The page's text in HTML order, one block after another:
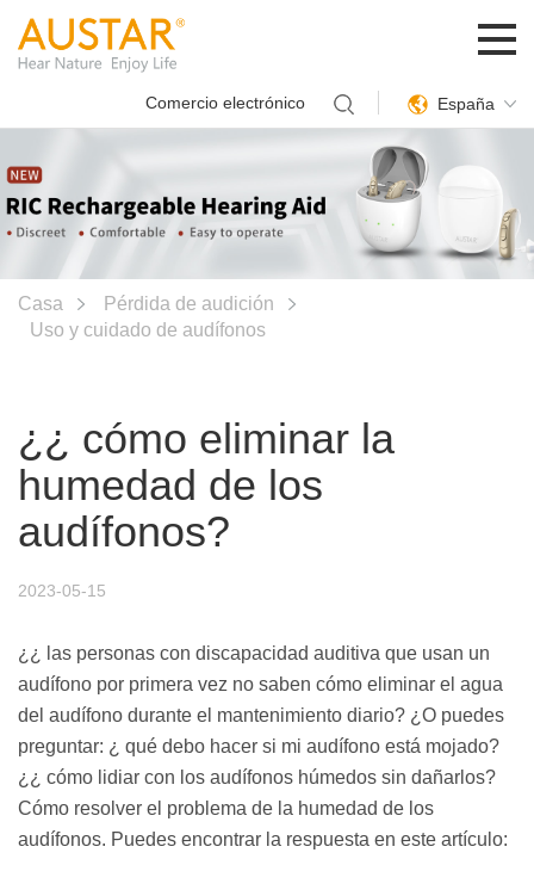
Comercio electrónico España
Casa
Pérdida de audición
Uso y cuidado de audífonos
¿¿ cómo eliminar la
humedad de los
audífonos?
2023-05-15
¿¿ las personas con discapacidad auditiva que usan un
audífono por primera vez no saben cómo eliminar el agua
del audífono durante el mantenimiento diario? ¿O puedes
preguntar: ¿ qué debo hacer si mi audífono está mojado?
¿¿ cómo lidiar con los audífonos húmedos sin dañarlos?
Cómo resolver el problema de la humedad de los
audífonos. Puedes encontrar la respuesta en este artículo: